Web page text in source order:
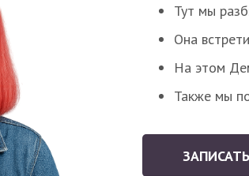
Тут мы
Она
На этом
Также мы